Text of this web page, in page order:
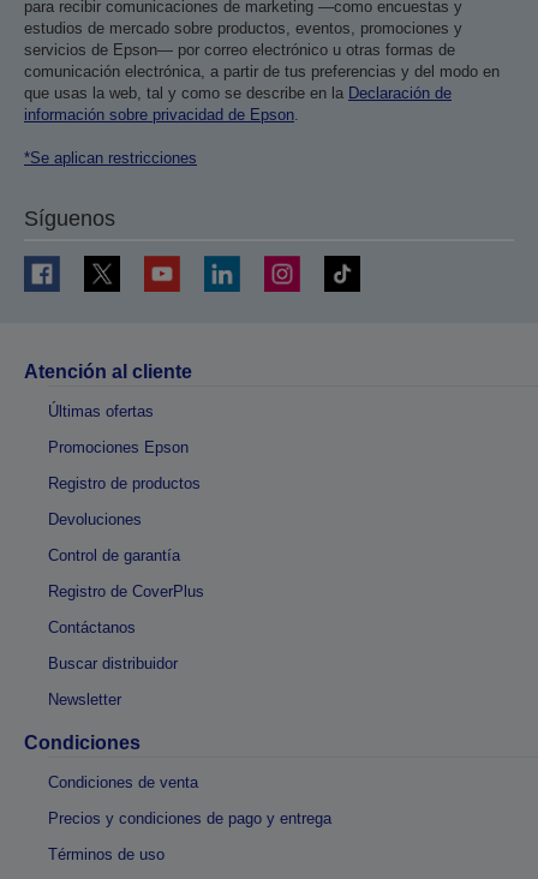
para recibir comunicaciones de marketing —como encuestas y
estudios de mercado sobre productos, eventos, promociones y
servicios de Epson— por correo electrónico u otras formas de
comunicación electrónica, a partir de tus preferencias y del modo en
que usas la web, tal y como se describe en la Declaración de
información sobre privacidad de Epson
*Se aplican restricciones
Síguenos
Atención al cliente
Últimas ofertas
Promociones Epson
Registro de productos
Devoluciones
Control de garantía
Registro de CoverPlus
Contáctanos
Buscar distribuidor
Newsletter
Condiciones
Condiciones de venta
Precios y condiciones de pago y entrega
Términos de uso